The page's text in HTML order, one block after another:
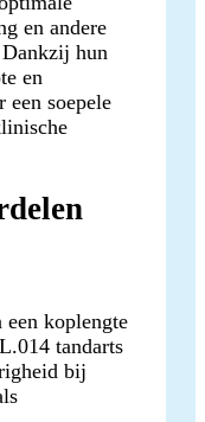
en andere
Dankzij hun
en
een soepele
een koplengte
tandarts
bij